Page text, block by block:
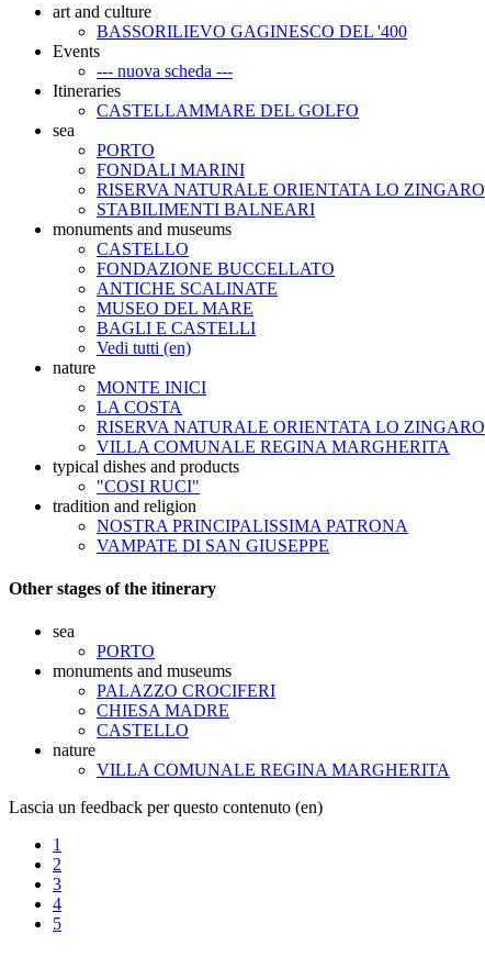
art and culture
BASSORILIEVO GAGINESCO DEL '400
Events
--- nuova scheda ---
Itineraries
CASTELLAMMARE DEL GOLFO
sea
PORTO
FONDALI MARINI
RISERVA NATURALE ORIENTATA LO ZINGARO
STABILIMENTI BALNEARI
monuments and museums
CASTELLO
FONDAZIONE BUCCELLATO
ANTICHE SCALINATE
MUSEO DEL MARE
BAGLI E CASTELLI
Vedi tutti (en)
nature
MONTE INICI
LA COSTA
RISERVA NATURALE ORIENTATA LO ZINGARO
VILLA COMUNALE REGINA MARGHERITA
typical dishes and products
"COSI RUCI"
tradition and religion
NOSTRA PRINCIPALISSIMA PATRONA
VAMPATE DI SAN GIUSEPPE
Other stages of the itinerary
sea
PORTO
monuments and museums
PALAZZO CROCIFERI
CHIESA MADRE
CASTELLO
nature
VILLA COMUNALE REGINA MARGHERITA
Lascia un feedback per questo contenuto (en)
1
2
3
4
5